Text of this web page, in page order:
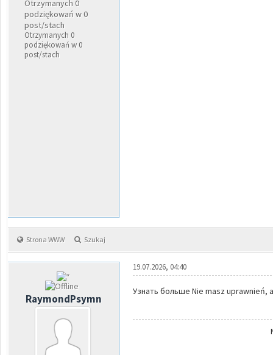
Otrzymanych 0
podziękowań w 0
post/stach
Otrzymanych 0
podziękowań w 0
post/stach
Strona WWW Szukaj
RaymondPsymn
19.07.2026, 04:40
Узнать больше Nie masz uprawnień,